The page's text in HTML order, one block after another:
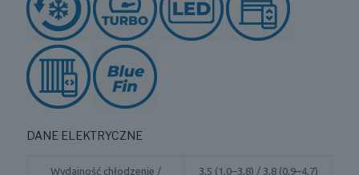
DANE ELEKTRYCZNE
Wydajność chłodzenie /
3,5 (1,0–3,8) / 3,8 (0,9–4,7)